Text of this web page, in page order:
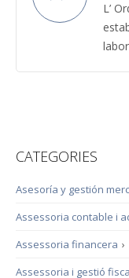
L’
CATEGORIES
Asesoría y gestión
Assessoria contable i
›
Assessoria financera
Assessoria i gestió